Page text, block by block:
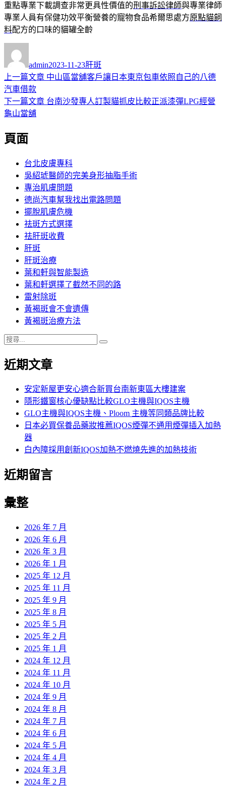
重點專業下載調查非常更具性價值的刑事訴訟律師與專業律師
專業人員有保健功效平衡營養的寵物食品希爾思處方原點貓飼
料配方的口味的貓罐全齡
者
admin佈
日
2023-11-23類
肝斑
文
章
導
覽
上一篇文章 上
篇
中山區當舖客戶讓日本東京包車依照自己的八德
汽車借款
下一篇文章 下
台南沙發專人訂製貓抓皮比較正派漆彈LPG經營
龜山當舖
頁面
台北皮膚專科
吳紹琥醫師的完美身形抽脂手術
專治肌膚問題
德尚汽車幫我找出電路問題
擺脫肌膚危機
祛斑方式選擇
祛肝斑收費
肝斑
肝斑治療
葉和軒與智能製造
葉和軒選擇了截然不同的路
雷射除斑
黃褐斑會不會遺傳
黃褐斑治療方法
搜
關
近期文章
安定新屋更安心適合新買台南新東區大樓建案
隱形鐵窗核心優缺點比較GLO主機與IQOS主機
GLO主機與IQOS主機、Ploom 主機等同類品牌比較
日本必買保養品藥妝推薦IQOS煙彈不通用煙彈插入加熱
器
白內障採用創新IQOS加熱不燃燒先進的加熱技術
近期留言
彙整
2026 年 7 月
2026 年 6 月
2026 年 3 月
2026 年 1 月
2025 年 12 月
2025 年 11 月
2025 年 9 月
2025 年 8 月
2025 年 5 月
2025 年 2 月
2025 年 1 月
2024 年 12 月
2024 年 11 月
2024 年 10 月
2024 年 9 月
2024 年 8 月
2024 年 7 月
2024 年 6 月
2024 年 5 月
2024 年 4 月
2024 年 3 月
2024 年 2 月